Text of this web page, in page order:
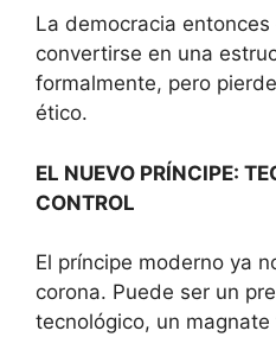
La democracia
convertirse en una
formalmente, pero
ético.
EL NUEVO PRÍNCIPE:
CONTROL
El príncipe moderno ya
corona. Puede ser un
tecnológico, un